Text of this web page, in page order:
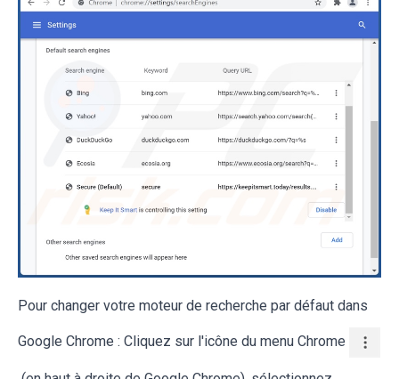
Pour changer votre moteur de recherche par défaut dans
Google Chrome : Cliquez sur l'icône du menu Chrome